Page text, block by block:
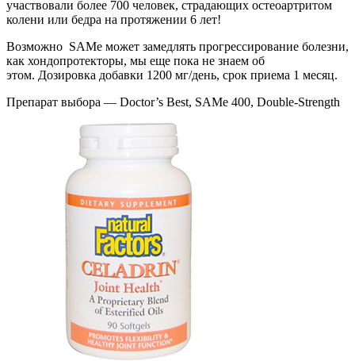
участвовали более 700 человек, страдающих остеоартритом
колени или бедра на протяжении 6 лет!
Возможно SAMe может замедлять прогрессирование болезни,
как хондопротекторы, мы еще пока не знаем об
этом. Дозировка добавки 1200 мг/день, срок приема 1 месяц.
Препарат выбора — Doctor’s Best, SAMe 400, Double-Strength